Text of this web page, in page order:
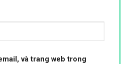
và trang web trong